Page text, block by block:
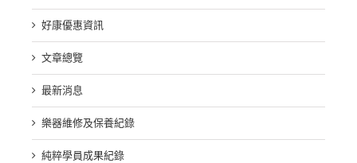
好康優惠資訊
文章總覽
最新消息
樂器維修及保養紀錄
純粹學員成果紀錄